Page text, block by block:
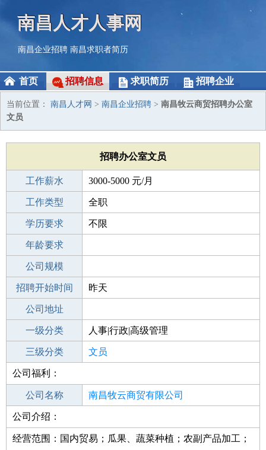
南昌人才人事网
南昌企业招聘 南昌求职者简历
首页 招聘信息 求职简历 招聘企业
当前位置： 南昌人才网 > 南昌企业招聘 > 南昌牧云商贸招聘办公室
文员
招聘办公室文员
工作薪水 3000-5000 元/月
招聘人数 1人
工作类型 全职
性别要求 -
学历要求 不限
工作经验
年龄要求
工作地点
公司规模
公司电话
招聘开始时间 昨天
招聘结束时间
公司地址
一级分类 人事|行政|高级管理
二级分类 人事/行政
三级分类 文员
其他行业
公司福利：
公司名称 南昌牧云商贸有限公司
公司类型
公司介绍：
经营范围：国内贸易；瓜果、蔬菜种植；农副产品加工；